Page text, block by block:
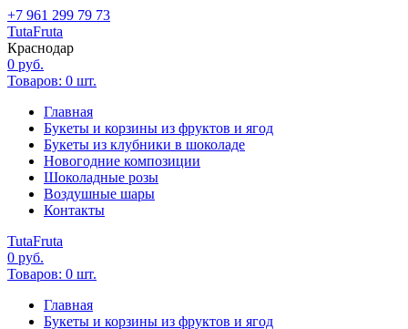
+7 961 299 79 73
TutaFruta
Краснодар
0 руб.
Товаров: 0 шт.
Главная
Букеты и корзины из фруктов и ягод
Букеты из клубники в шоколаде
Новогодние композиции
Шоколадные розы
Воздушные шары
Контакты
TutaFruta
0 руб.
Товаров: 0 шт.
Главная
Букеты и корзины из фруктов и ягод